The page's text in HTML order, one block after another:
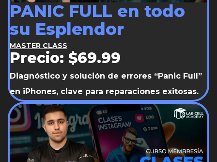
PANIC FULL en todo
su Esplendor
MASTER CLASS
Precio: $69.99
Diagnóstico y solución de errores “Panic Full”
en iPhones, clave para reparaciones exitosas.